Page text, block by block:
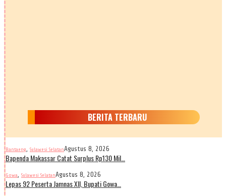
BERITA TERBARU
Bantaeng, Sulawesi SelatanAgustus 8, 2026
Bapenda Makassar Catat Surplus Rp130 Mil…
Gowa, Sulawesi SelatanAgustus 8, 2026
Lepas 92 Peserta Jamnas XII, Bupati Gowa…